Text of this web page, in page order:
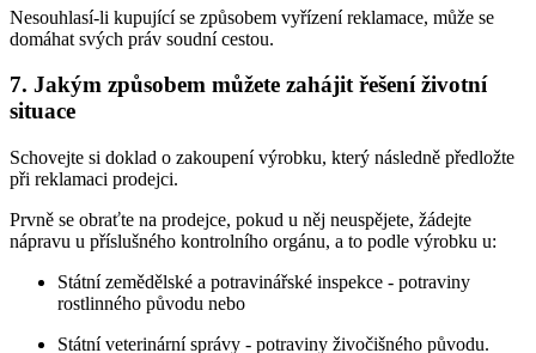
Nesouhlasí-li kupující se způsobem vyřízení reklamace, může se
domáhat svých práv soudní cestou.
7. Jakým způsobem můžete zahájit řešení životní
situace
Schovejte si doklad o zakoupení výrobku, který následně předložte
při reklamaci prodejci.
Prvně se obraťte na prodejce, pokud u něj neuspějete, žádejte
nápravu u příslušného kontrolního orgánu, a to podle výrobku u:
Státní zemědělské a potravinářské inspekce - potraviny
rostlinného původu nebo
Státní veterinární správy - potraviny živočišného původu.